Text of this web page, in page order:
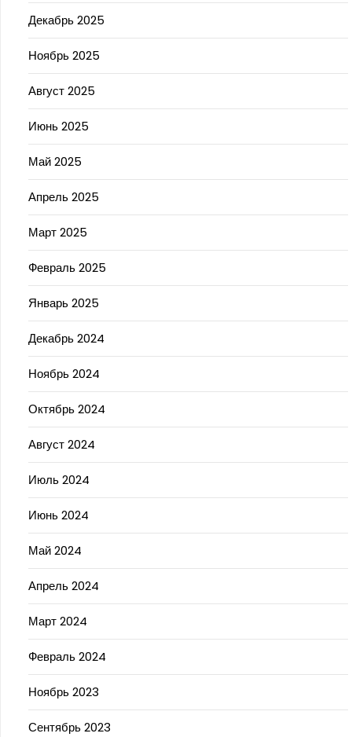
Декабрь 2025
Ноябрь 2025
Август 2025
Июнь 2025
Май 2025
Апрель 2025
Март 2025
Февраль 2025
Январь 2025
Декабрь 2024
Ноябрь 2024
Октябрь 2024
Август 2024
Июль 2024
Июнь 2024
Май 2024
Апрель 2024
Март 2024
Февраль 2024
Ноябрь 2023
Сентябрь 2023